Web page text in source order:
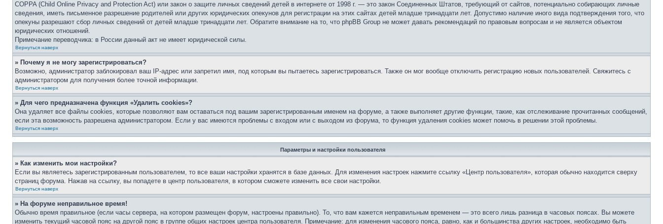
COPPA (Child Online Privacy and Protection Act) или закон о защите личных сведений детей в интернете от 1998 г. — это закон Соединенных Штатов, требующий от сайтов, потенциально собирающих личные
сведения, иметь письменное разрешение родителей или других юридических опекунов для регистрации на этих сайтах детей младше тринадцати лет. Допустимо наличие иного вида подтверждения того, что
опекуны разрешают сбор личных сведений от детей младше тринадцати лет. Обратите внимание на то, что phpBB Group не может давать рекомендаций по правовым вопросам и не является объектом
юридических отношений.
Примечание переводчика: в России данный акт не имеет юридической силы.
Вернуться наверх
» Почему я не могу зарегистрироваться?
Возможно, администратор заблокировал ваш IP-адрес или запретил имя, под которым вы пытаетесь зарегистрироваться. Также он мог вообще отключить регистрацию новых пользователей. Свяжитесь с
администратором для получения более точной информации.
Вернуться наверх
» Для чего предназначена функция «Удалить cookies»?
Она удаляет все файлы cookies, которые позволяют вам оставаться под вашим зарегистрированным именем на форуме, а также выполняет другие функции, такие, как отслеживание прочитанных сообщений,
если эта возможность разрешена администратором. Если у вас имеются проблемы с входом или с выходом из форума, то функция удаления cookies может помочь в решении этой проблемы.
Вернуться наверх
Параметры и настройки пользователя
» Как изменить мои настройки?
Если вы являетесь зарегистрированным пользователем, то все ваши настройки хранятся в базе данных. Для изменения настроек нажмите ссылку «Центр пользователя», которая обычно находится сверху
страниц форума. Нажав на ссылку, вы попадете в центр пользователя, в котором сможете изменить все свои настройки.
Вернуться наверх
» На форуме неправильное время!
Обычно время правильное (если часы сервера, на котором размещен форум, настроены правильно). То, что вам кажется неправильным временем — это всего лишь разница в часовых поясах. Вы можете
изменить текущий часовой пояс на другой пояс в группе общих настроек центра пользователя. Примечание: для изменения часового пояса, равно, как и большинства других настроек, необходимо быть